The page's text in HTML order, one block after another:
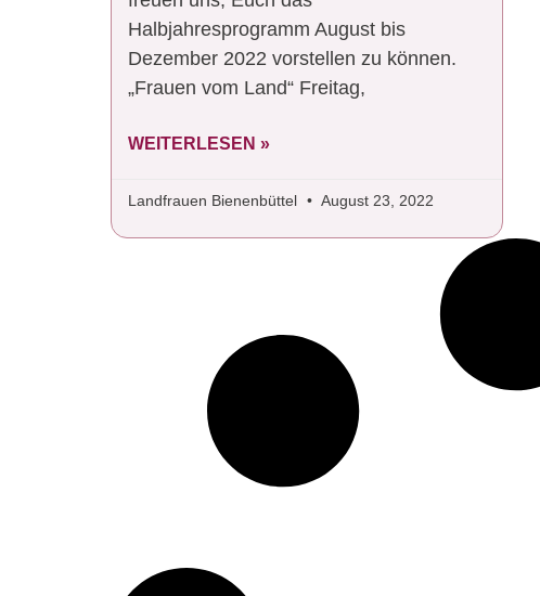
Halbjahresprogramm August bis
Dezember 2022 vorstellen zu können.
„Frauen vom Land“ Freitag,
WEITERLESEN »
Landfrauen Bienenbüttel August 23, 2022